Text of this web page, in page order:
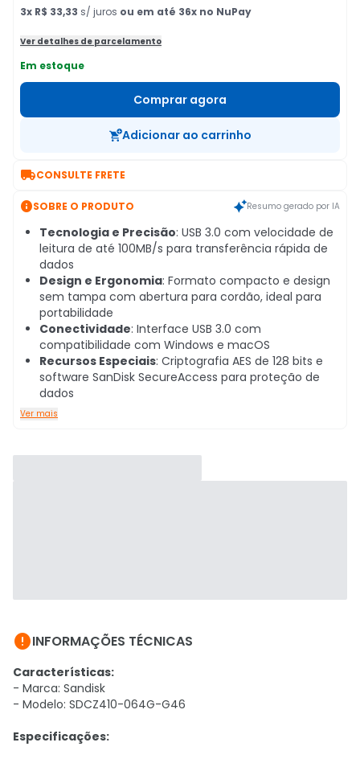
3x R$ 33,33 s/ juros ou em até 36x no NuPay
Ver detalhes de parcelamento
Em estoque
Comprar agora
Adicionar ao carrinho
CONSULTE FRETE
SOBRE O PRODUTO Resumo gerado por IA
Tecnologia e Precisão: USB 3.0 com velocidade de
leitura de até 100MB/s para transferência rápida de
dados
Design e Ergonomia: Formato compacto e design
sem tampa com abertura para cordão, ideal para
portabilidade
Conectividade: Interface USB 3.0 com
compatibilidade com Windows e macOS
Recursos Especiais: Criptografia AES de 128 bits e
software SanDisk SecureAccess para proteção de
dados
Ver mais
INFORMAÇÕES TÉCNICAS
Características:
- Marca: Sandisk
- Modelo: SDCZ410-064G-G46
Especificações: